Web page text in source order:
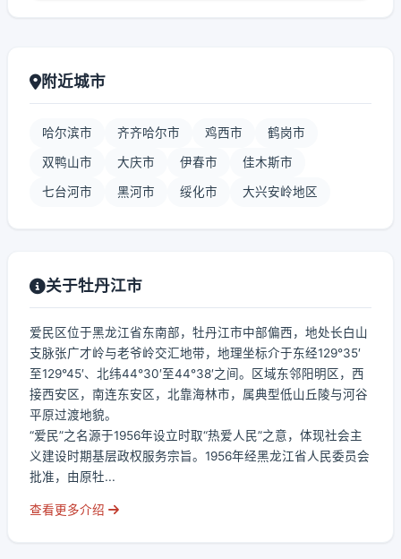
附近城市
哈尔滨市 齐齐哈尔市 鸡西市 鹤岗市
双鸭山市 大庆市 伊春市 佳木斯市
七台河市 黑河市 绥化市 大兴安岭地区
关于牡丹江市
爱民区位于黑龙江省东南部，牡丹江市中部偏西，地处长白山
支脉张广才岭与老爷岭交汇地带，地理坐标介于东经129°35′
至129°45′、北纬44°30′至44°38′之间。区域东邻阳明区，西
接西安区，南连东安区，北靠海林市，属典型低山丘陵与河谷
平原过渡地貌。
“爱民”之名源于1956年设立时取“热爱人民”之意，体现社会主
义建设时期基层政权服务宗旨。1956年经黑龙江省人民委员会
批准，由原牡...
查看更多介绍